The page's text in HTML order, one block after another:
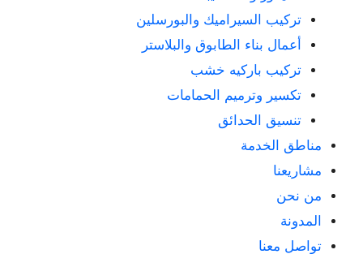
تركيب السيراميك والبورسلين
أعمال بناء الطابوق والبلاستر
تركيب باركيه خشب
تكسير وترميم الحمامات
تنسيق الحدائق
مناطق الخدمة
مشاريعنا
من نحن
المدونة
تواصل معنا